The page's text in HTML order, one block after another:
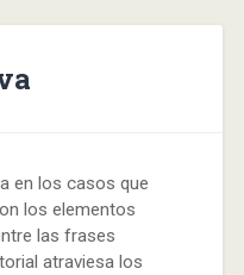
en los casos que
los elementos
las frases
atraviesa los